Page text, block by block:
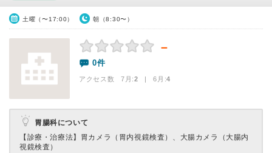
土曜（〜17:00） 朝（8:30〜）
－
0件
アクセス数 7月:2 | 6月:4
胃腸科について
【診療・治療法】 胃カメラ（胃内視鏡検査）、大腸カメラ（大腸内
視鏡検査）